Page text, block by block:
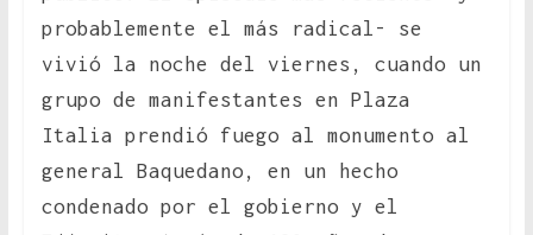
probablemente el más radical- se
vivió la noche del viernes, cuando un
grupo de manifestantes en Plaza
Italia prendió fuego al monumento al
general Baquedano, en un hecho
condenado por el gobierno y el